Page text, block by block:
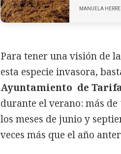
MANUELA
Para tener una visión de
esta especie invasora,
Ayuntamiento de
durante el verano: más de
los meses de junio y
veces más que el año